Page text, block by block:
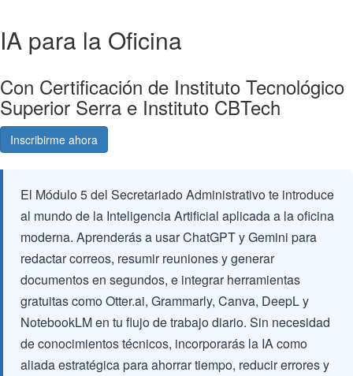
IA para la Oficina
Con Certificación de Instituto Tecnológico
Superior Serra e Instituto CBTech
Inscribirme ahora
El Módulo 5 del Secretariado Administrativo te introduce
al mundo de la Inteligencia Artificial aplicada a la oficina
moderna. Aprenderás a usar ChatGPT y Gemini para
redactar correos, resumir reuniones y generar
documentos en segundos, e integrar herramientas
gratuitas como Otter.ai, Grammarly, Canva, DeepL y
NotebookLM en tu flujo de trabajo diario. Sin necesidad
de conocimientos técnicos, incorporarás la IA como
aliada estratégica para ahorrar tiempo, reducir errores y